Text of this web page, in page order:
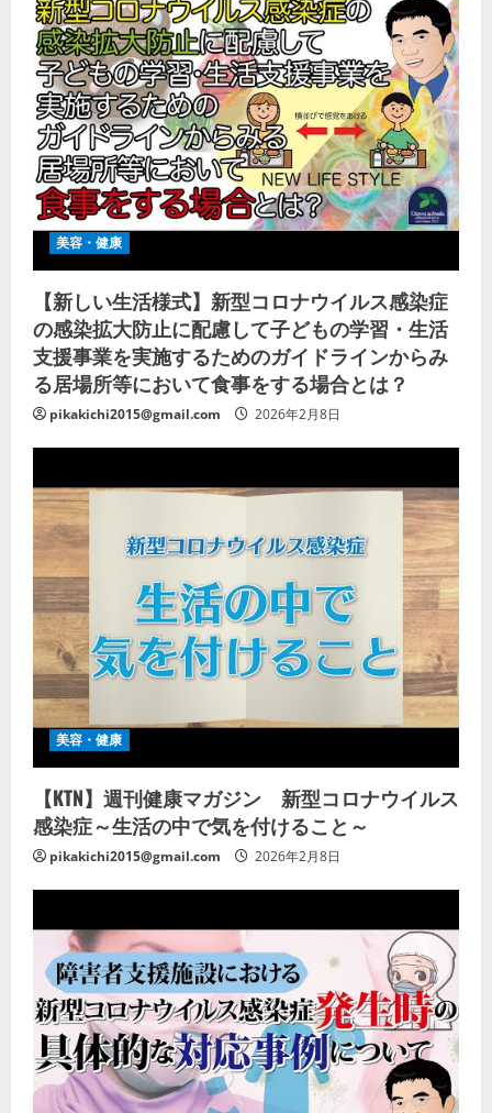
美容・健康
【新しい生活様式】新型コロナウイルス感染症
の感染拡大防止に配慮して子どもの学習・生活
支援事業を実施するためのガイドラインからみ
る居場所等において食事をする場合とは？
pikakichi2015@gmail.com 2026年2月8日
美容・健康
【KTN】週刊健康マガジン 新型コロナウイルス
感染症～生活の中で気を付けること～
pikakichi2015@gmail.com 2026年2月8日